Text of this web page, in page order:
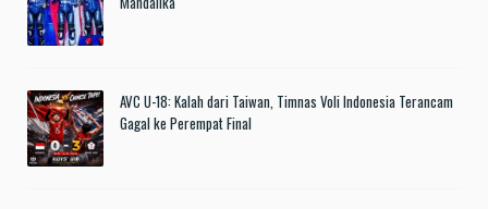
AVC U-18: Kalah dari Taiwan, Timnas Voli Indonesia Terancam
Gagal ke Perempat Final